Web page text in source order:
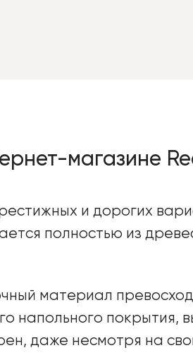
магазине
и дорогих
полностью из
материал
напольного покрытия,
даже несмотря на